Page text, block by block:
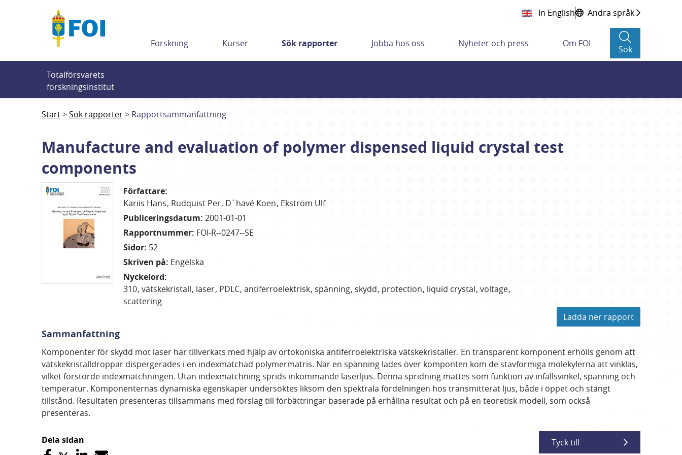
In English Andra språk
Forskning Kurser Sök rapporter Jobba hos oss Nyheter och press Om FOI
Sök
Totalförsvarets
forskningsinstitut
Start Sök rapporter Rapportsammanfattning
Manufacture and evaluation of polymer dispensed liquid crystal test
components
Författare:
Kariis Hans Rudquist Per D´havé Koen Ekström Ulf
Publiceringsdatum: 2001-01-01
Rapportnummer: FOI-R--0247--SE
Sidor: 52
Skriven på: Engelska
Nyckelord:
310 vätskekristall laser PDLC antiferroelektrisk spänning skydd protection liquid crystal voltage
scattering
Ladda ner rapport
Sammanfattning
Komponenter för skydd mot laser har tillverkats med hjälp av ortokoniska antiferroelektriska vätskekristaller. En transparent komponent erhölls genom att
vätskekristalldroppar dispergerades i en indexmatchad polymermatris. När en spänning lades över komponten kom de stavformiga molekylerna att vinklas,
vilket förstörde indexmatchningen. Utan indexmatchning sprids inkommande laserljus. Denna spridning mättes som funktion av infallsvinkel, spänning och
temperatur. Komponenternas dynamiska egenskaper undersöktes liksom den spektrala fördelningen hos transmitterat ljus, både i öppet och stängt
tillstånd. Resultaten presenteras tillsammans med förslag till förbättringar baserade på erhållna resultat och på en teoretisk modell, som också
presenteras.
Dela sidan Tyck till